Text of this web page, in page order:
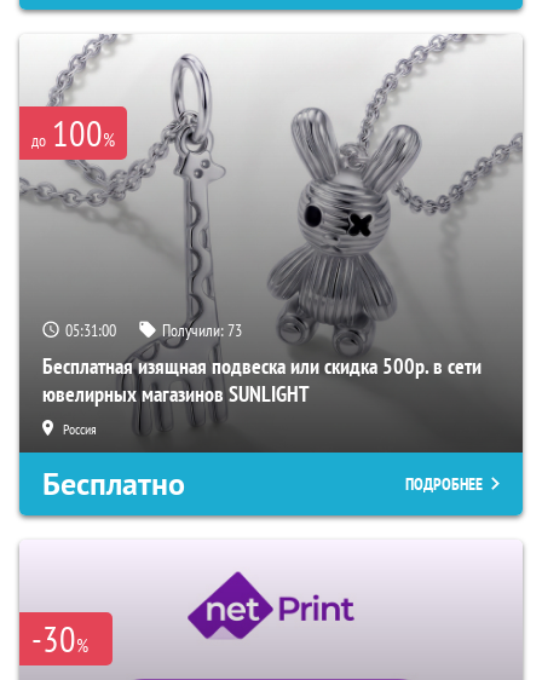
до 100%
05:30:58 Получили:73
Бесплатная изящная подвеска или скидка 500р. в сети
ювелирных магазинов SUNLIGHT
Россия
Бесплатно ПОДРОБНЕЕ
-30%